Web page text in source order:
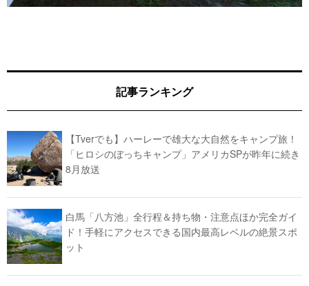
記事ランキング
【Tverでも】ハーレーで雄大な大自然をキャンプ旅！
「ヒロシのぼっちキャンプ」アメリカSPが昨年に続き
8月放送
白馬「八方池」全行程＆持ち物・注意点ほか完全ガイ
ド！手軽にアクセスできる国内最高レベルの絶景スポ
ット